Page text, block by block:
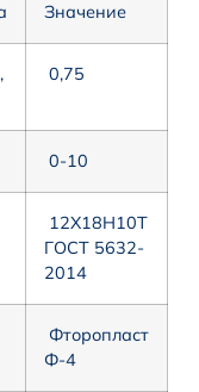
Значение
0,75
0-10
12Х18Н10Т
ГОСТ 5632-
2014
Фторопласт
Ф-4